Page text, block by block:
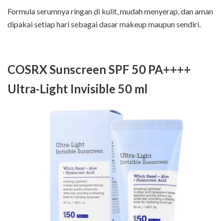
Formula serumnya ringan di kulit, mudah menyerap, dan aman
dipakai setiap hari sebagai dasar makeup maupun sendiri.
COSRX Sunscreen SPF 50 PA++++
Ultra-Light Invisible 50 ml